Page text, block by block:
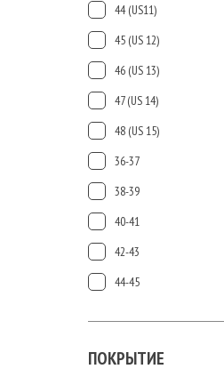
44 (US11)
45 (US 12)
46 (US 13)
47 (US 14)
48 (US 15)
36-37
38-39
40-41
42-43
44-45
ПОКРЫТИЕ